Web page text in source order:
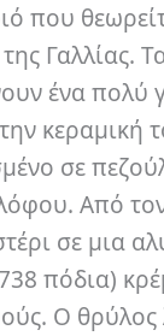
που
Γαλλίας.
ένα πολύ
κεραμική
σε
Από
σε μια
πόδια)
Ο θρύλος